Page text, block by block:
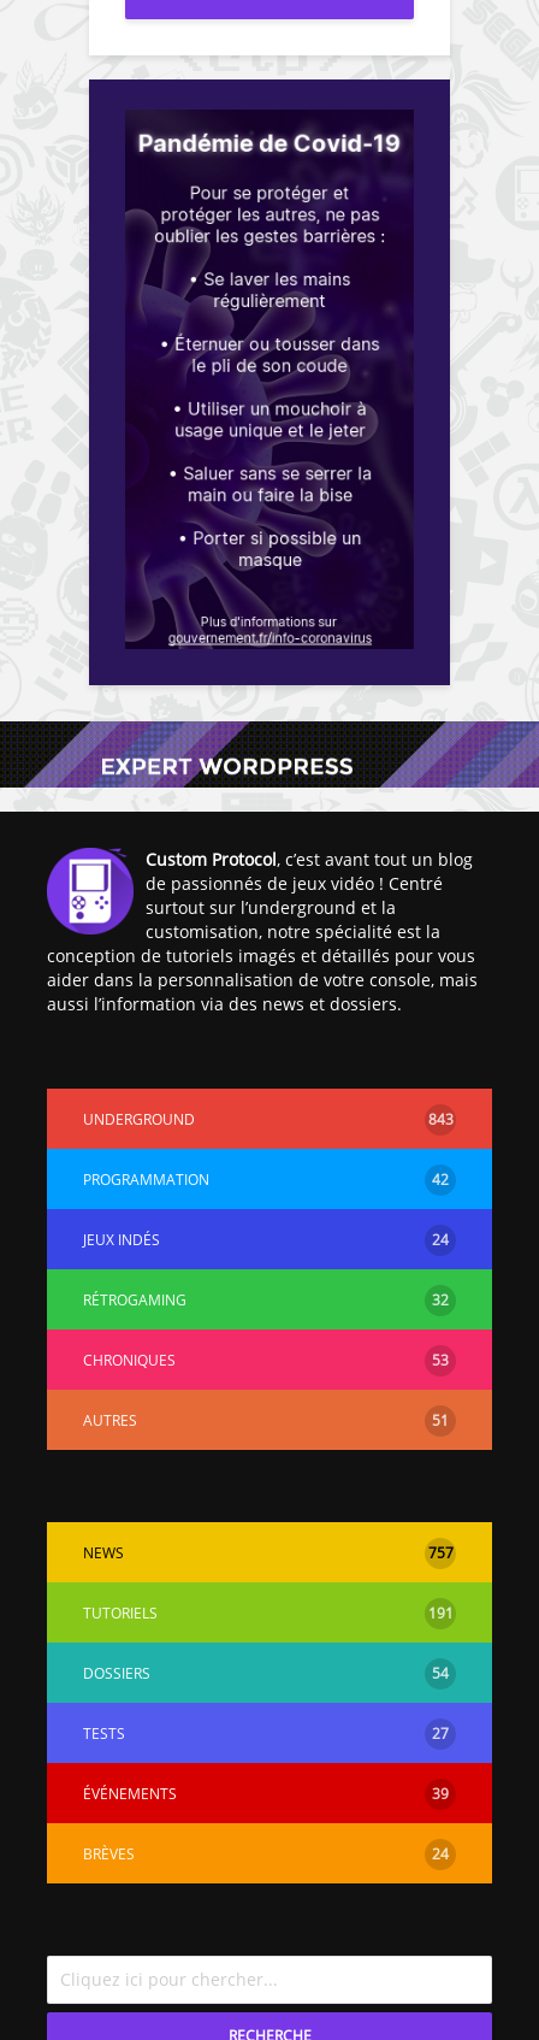
Custom Protocol, c’est avant tout un blog
de passionnés de jeux vidéo ! Centré
surtout sur l’underground et la
customisation, notre spécialité est la
conception de tutoriels imagés et détaillés pour vous
aider dans la personnalisation de votre console, mais
aussi l’information via des news et dossiers.
UNDERGROUND 843
PROGRAMMATION 42
JEUX INDÉS 24
RÉTROGAMING 32
CHRONIQUES 53
AUTRES 51
NEWS 757
TUTORIELS 191
DOSSIERS 54
TESTS 27
ÉVÉNEMENTS 39
BRÈVES 24
RECHERCHE